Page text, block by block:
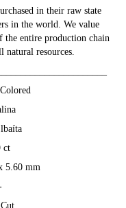
in their raw state
in the world. We value
the entire production chain
natural resources.
ct
5.60 mm